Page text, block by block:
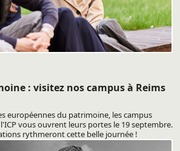
: visitez nos campus à Reims
européennes du patrimoine, les campus
vous ouvrent leurs portes le 19 septembre.
rythmeront cette belle journée !